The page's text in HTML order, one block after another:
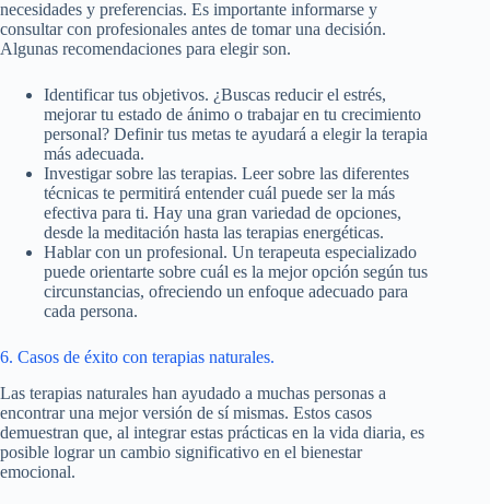
necesidades y preferencias. Es importante informarse y
consultar con profesionales antes de tomar una decisión.
Algunas recomendaciones para elegir son.
Identificar tus objetivos. ¿Buscas reducir el estrés,
mejorar tu estado de ánimo o trabajar en tu crecimiento
personal? Definir tus metas te ayudará a elegir la terapia
más adecuada.
Investigar sobre las terapias. Leer sobre las diferentes
técnicas te permitirá entender cuál puede ser la más
efectiva para ti. Hay una gran variedad de opciones,
desde la meditación hasta las terapias energéticas.
Hablar con un profesional. Un terapeuta especializado
puede orientarte sobre cuál es la mejor opción según tus
circunstancias, ofreciendo un enfoque adecuado para
cada persona.
6. Casos de éxito con terapias naturales.
Las terapias naturales han ayudado a muchas personas a
encontrar una mejor versión de sí mismas. Estos casos
demuestran que, al integrar estas prácticas en la vida diaria, es
posible lograr un cambio significativo en el bienestar
emocional.